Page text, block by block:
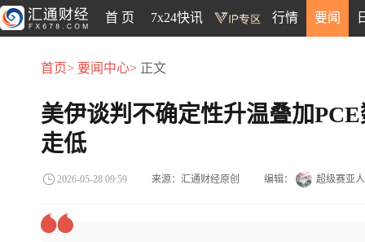
首 页 7x24快讯 行情 要闻
首页> 要闻中心> 正文
美伊谈判不确定性升温叠加
走低
2026-05-28 09:59 来源：汇通财经原创 编辑： 超级赛亚人